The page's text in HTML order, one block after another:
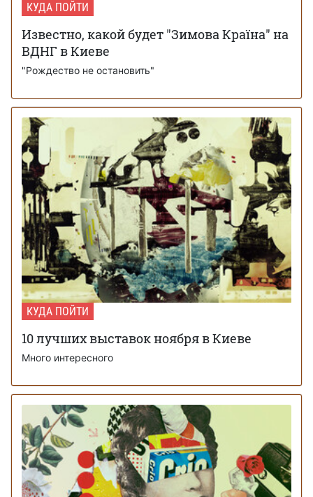
КУДА ПОЙТИ
Известно, какой будет "Зимова Країна" на
ВДНГ в Киеве
"Рождество не остановить"
КУДА ПОЙТИ
10 лучших выставок ноября в Киеве
Много интересного